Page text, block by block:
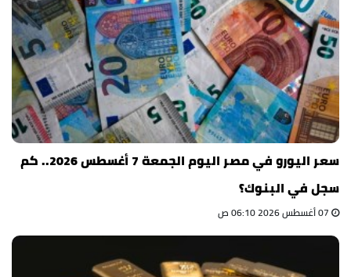
سعر اليورو في مصر اليوم الجمعة 7 أغسطس 2026.. كم
سجل في البنوك؟